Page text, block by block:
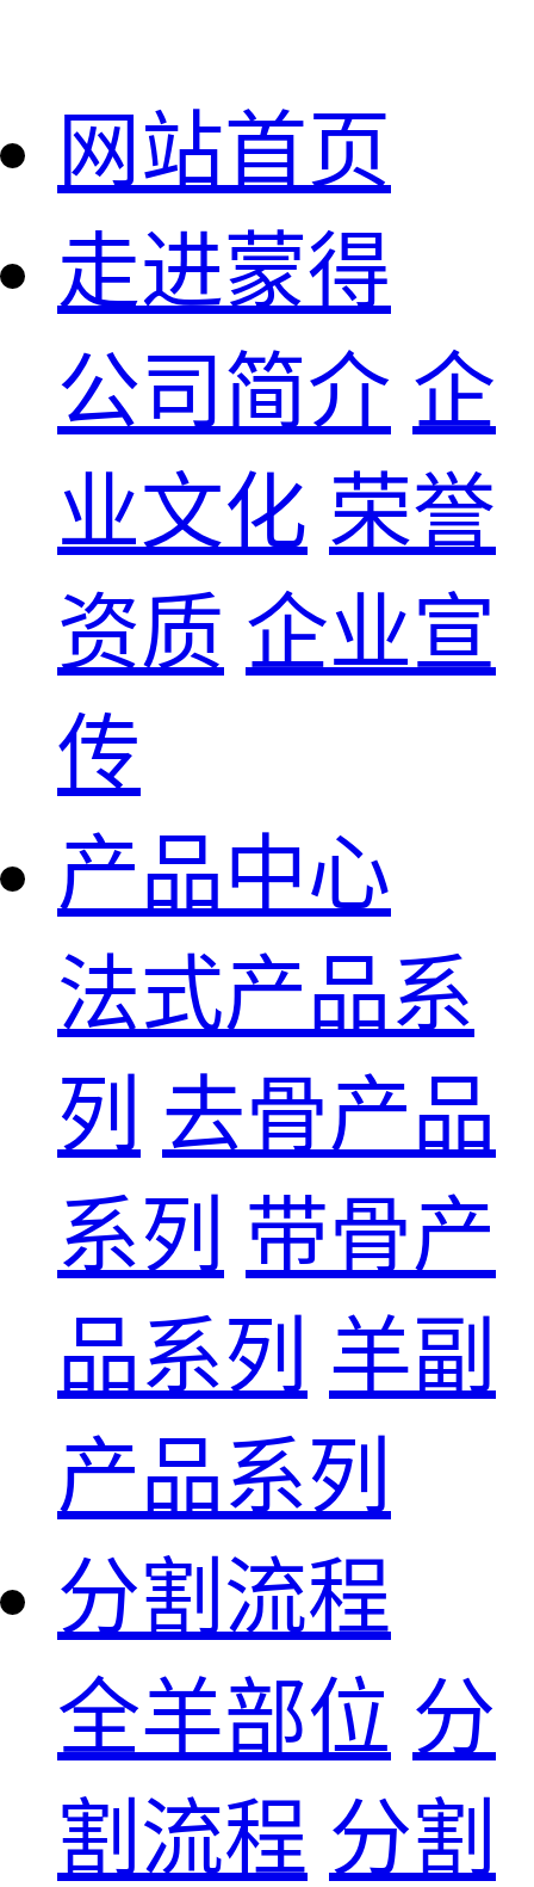
网站首页
走进蒙得
公司简介 企
业文化 荣誉
资质 企业宣
传
产品中心
法式产品系
列 去骨产品
系列 带骨产
品系列 羊副
产品系列
分割流程
全羊部位 分
割流程 分割